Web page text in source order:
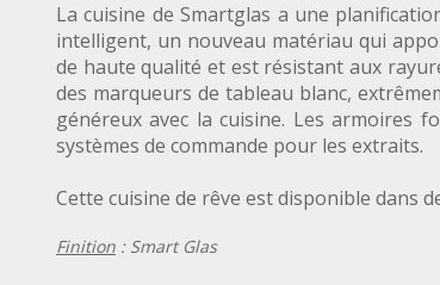
La cuisine de Smartglas a une
intelligent, un nouveau matériau qui
de haute qualité et est résistant aux
des marqueurs de tableau blanc,
généreux avec la cuisine. Les armoires
systèmes de commande pour les extraits.
Cette cuisine de rêve est disponible dans
Finition : Smart Glas